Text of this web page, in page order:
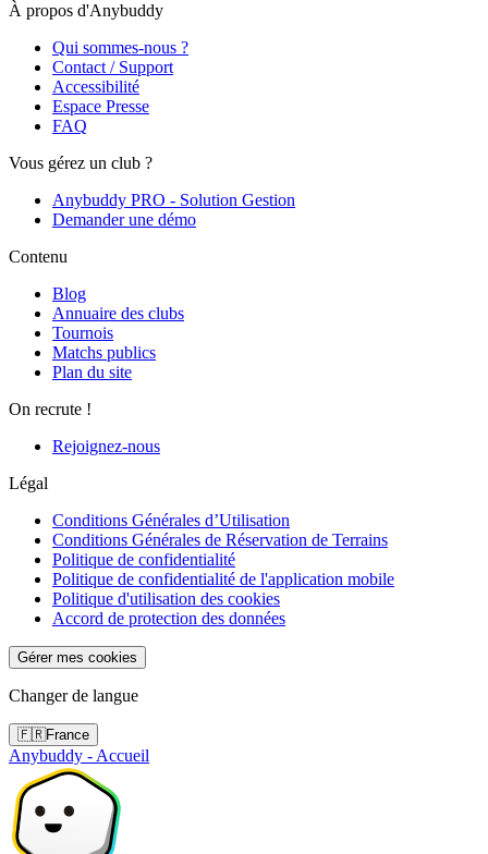
À propos d'Anybuddy
Qui sommes-nous ?
Contact / Support
Accessibilité
Espace Presse
FAQ
Vous gérez un club ?
Anybuddy PRO - Solution Gestion
Demander une démo
Contenu
Blog
Annuaire des clubs
Tournois
Matchs publics
Plan du site
On recrute !
Rejoignez-nous
Légal
Conditions Générales d’Utilisation
Conditions Générales de Réservation de Terrains
Politique de confidentialité
Politique de confidentialité de l'application mobile
Politique d'utilisation des cookies
Accord de protection des données
Gérer mes cookies
Changer de langue
🇫🇷France
Anybuddy - Accueil